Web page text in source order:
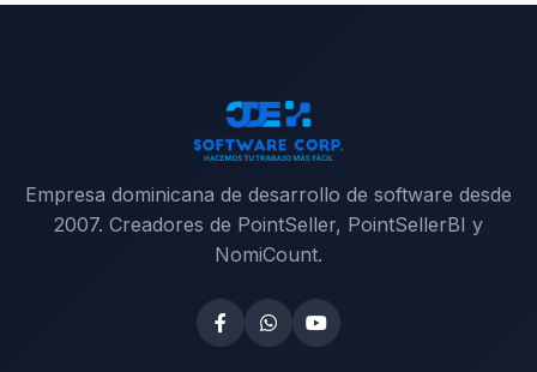
Empresa dominicana de desarrollo de software desde
2007. Creadores de PointSeller, PointSellerBI y
NomiCount.